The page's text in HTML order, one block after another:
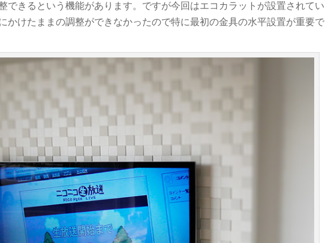
できるという機能があります。ですが今回はエコカラットが設置されてい
かけたままの調整ができなかったので特に最初の金具の水平設置が重要で